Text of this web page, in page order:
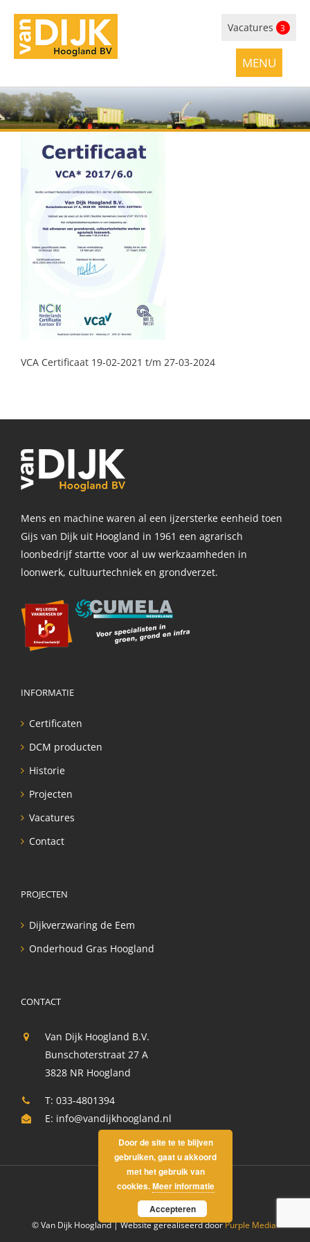
Vacatures 3
VCA Certificaat 19-02-2021 t/m 27-03-2024
Mens en machine waren al een ijzersterke eenheid toen
Gijs van Dijk uit Hoogland in 1961 een agrarisch
loonbedrijf startte voor al uw werkzaamheden in
loonwerk, cultuurtechniek en grondverzet.
INFORMATIE
Certificaten
DCM producten
Historie
Projecten
Vacatures
Contact
PROJECTEN
Dijkverzwaring de Eem
Onderhoud Gras Hoogland
CONTACT
Van Dijk Hoogland B.V.
Bunschoterstraat 27 A
3828 NR Hoogland
T: 033-4801394
E: info@vandijkhoogland.nl
© Van Dijk Hoogland | Website gerealiseerd doorPurple Media.
Door de site te te blijven
gebruiken, gaat u akkoord
met het gebruik van
cookies.Meer informatie
Accepteren